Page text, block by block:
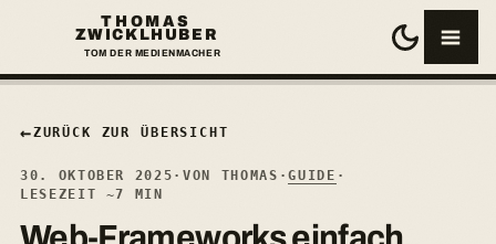
THOMAS
ZWICKLHUBER
TOM DER MEDIENMACHER
MENÜ
←ZURÜCK ZUR ÜBERSICHT
30. OKTOBER 2025 ·VON THOMAS ·GUIDE ·
LESEZEIT ~7 MIN